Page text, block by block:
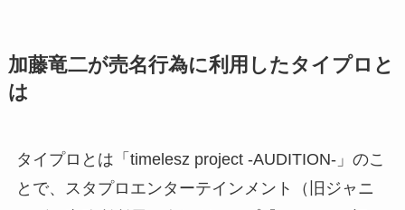
加藤竜二が売名行為に利用したタイプロと
は
タイプロとは「timelesz project -AUDITION-」のこ
とで、スタプロエンターテインメント（旧ジャニ